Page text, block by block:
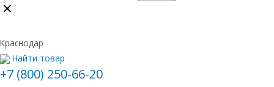
Краснодар
Найти товар
+7 (800) 250-66-20